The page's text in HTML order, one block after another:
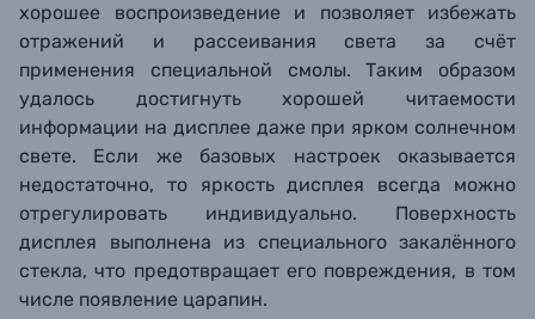
хорошее воспроизведение и позволяет избежать
отражений и рассеивания света за счёт
применения специальной смолы. Таким образом
удалось достигнуть хорошей читаемости
информации на дисплее даже при ярком солнечном
свете. Если же базовых настроек оказывается
недостаточно, то яркость дисплея всегда можно
отрегулировать индивидуально. Поверхность
дисплея выполнена из специального закалённого
стекла, что предотвращает его повреждения, в том
числе появление царапин.